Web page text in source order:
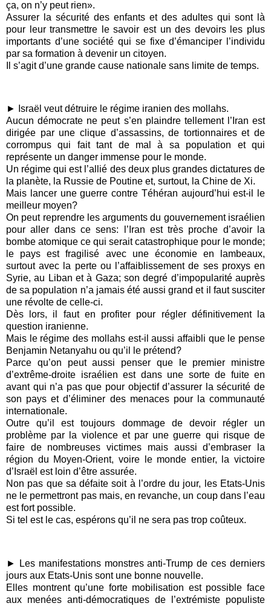
ça, on n’y peut rien».
Assurer la sécurité des enfants et des adultes qui sont là
pour leur transmettre le savoir est un des devoirs les plus
importants d’une société qui se fixe d’émanciper l’individu
par sa formation à devenir un citoyen.
Il s’agit d’une grande cause nationale sans limite de temps.
► Israël veut détruire le régime iranien des mollahs.
Aucun démocrate ne peut s’en plaindre tellement l’Iran est
dirigée par une clique d’assassins, de tortionnaires et de
corrompus qui fait tant de mal à sa population et qui
représente un danger immense pour le monde.
Un régime qui est l’allié des deux plus grandes dictatures de
la planète, la Russie de Poutine et, surtout, la Chine de Xi.
Mais lancer une guerre contre Téhéran aujourd’hui est-il le
meilleur moyen?
On peut reprendre les arguments du gouvernement israélien
pour aller dans ce sens: l’Iran est très proche d’avoir la
bombe atomique ce qui serait catastrophique pour le monde;
le pays est fragilisé avec une économie en lambeaux,
surtout avec la perte ou l’affaiblissement de ses proxys en
Syrie, au Liban et à Gaza; son degré d’impopularité auprès
de sa population n’a jamais été aussi grand et il faut susciter
une révolte de celle-ci.
Dès lors, il faut en profiter pour régler définitivement la
question iranienne.
Mais le régime des mollahs est-il aussi affaibli que le pense
Benjamin Netanyahu ou qu’il le prétend?
Parce qu’on peut aussi penser que le premier ministre
d’extrême-droite israélien est dans une sorte de fuite en
avant qui n’a pas que pour objectif d’assurer la sécurité de
son pays et d’éliminer des menaces pour la communauté
internationale.
Outre qu’il est toujours dommage de devoir régler un
problème par la violence et par une guerre qui risque de
faire de nombreuses victimes mais aussi d’embraser la
région du Moyen-Orient, voire le monde entier, la victoire
d’Israël est loin d’être assurée.
Non pas que sa défaite soit à l’ordre du jour, les Etats-Unis
ne le permettront pas mais, en revanche, un coup dans l’eau
est fort possible.
Si tel est le cas, espérons qu’il ne sera pas trop coûteux.
► Les manifestations monstres anti-Trump de ces derniers
jours aux Etats-Unis sont une bonne nouvelle.
Elles montrent qu’une forte mobilisation est possible face
aux menées anti-démocratiques de l’extrémiste populiste